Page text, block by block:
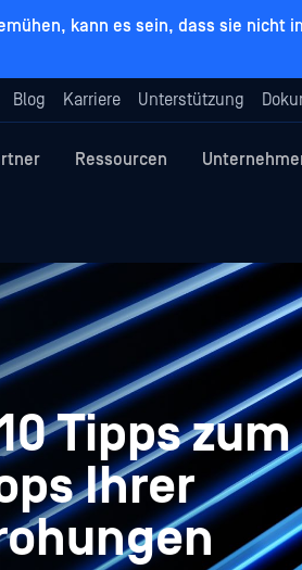
kann es sein, dass sie nicht
Blog Karriere Unterstützung
Ressourcen
Tipps zum
Ihrer